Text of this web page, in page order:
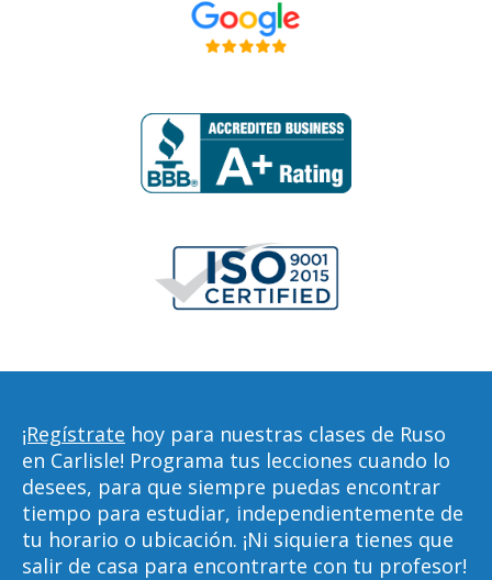
¡Regístrate hoy para nuestras clases de Ruso
en Carlisle! Programa tus lecciones cuando lo
desees, para que siempre puedas encontrar
tiempo para estudiar, independientemente de
tu horario o ubicación. ¡Ni siquiera tienes que
salir de casa para encontrarte con tu profesor!